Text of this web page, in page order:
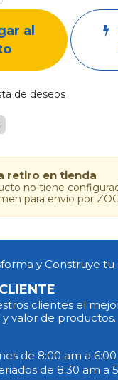
al
de deseos
retiro en tienda
no tiene
para envío por
y Construye tu
clientes el
valor de productos.
de 8:00 am a
de 8:30 am a